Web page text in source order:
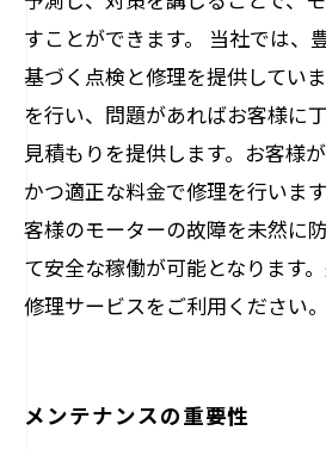
すことができます。 当社では、
基づく点検と修理を提供してい
を行い、問題があればお客様に
見積もりを提供します。お客様
かつ適正な料金で修理を行いま
客様のモーターの故障を未然に
て安全な稼働が可能となります
修理サービスをご利用ください。
メンテナンスの重要性